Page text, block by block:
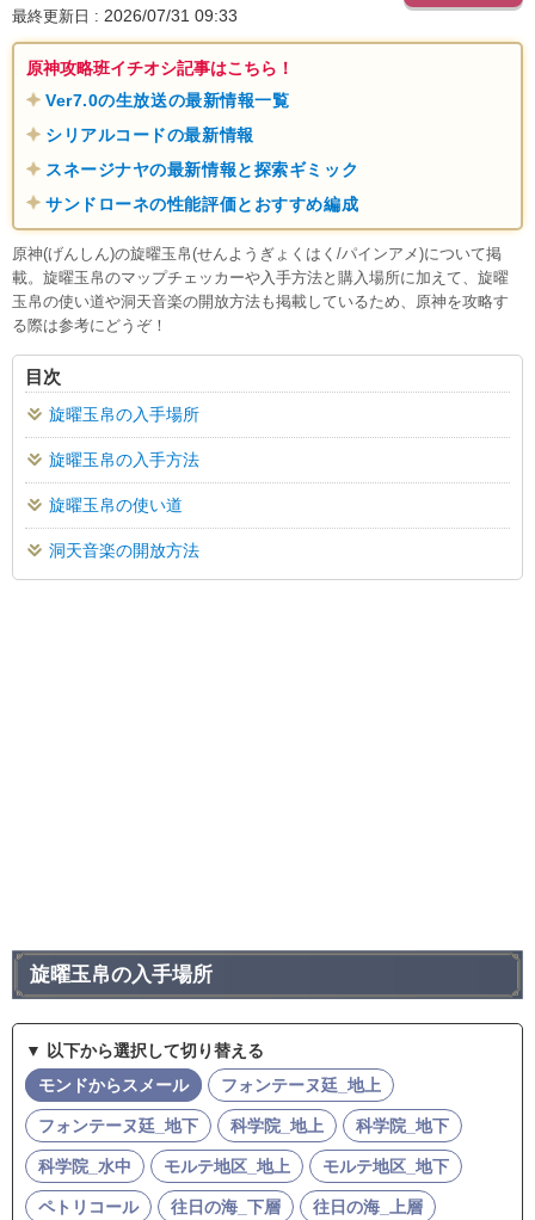
最終更新日 2026/07/31 09:33
原神攻略班イチオシ記事はこちら！
Ver7.0の生放送の最新情報一覧
シリアルコードの最新情報
スネージナヤの最新情報と探索ギミック
サンドローネの性能評価とおすすめ編成
原神(げんしん)の旋曜玉帛(せんようぎょくはく/パインアメ)について掲
載。旋曜玉帛のマップチェッカーや入手方法と購入場所に加えて、旋曜
玉帛の使い道や洞天音楽の開放方法も掲載しているため、原神を攻略す
る際は参考にどうぞ！
目次
旋曜玉帛の入手場所
旋曜玉帛の入手方法
旋曜玉帛の使い道
洞天音楽の開放方法
旋曜玉帛の入手場所
▼ 以下から選択して切り替える
モンドからスメール
フォンテーヌ廷_地上
フォンテーヌ廷_地下 科学院_地上 科学院_地下
科学院_水中 モルテ地区_地上 モルテ地区_地下
ペトリコール 往日の海_下層 往日の海_上層